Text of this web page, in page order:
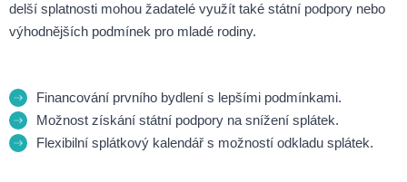
delší splatnosti mohou žadatelé využít také státní podpory nebo
výhodnějších podmínek pro mladé rodiny.
Financování prvního bydlení s lepšími podmínkami.
Možnost získání státní podpory na snížení splátek.
Flexibilní splátkový kalendář s možností odkladu splátek.